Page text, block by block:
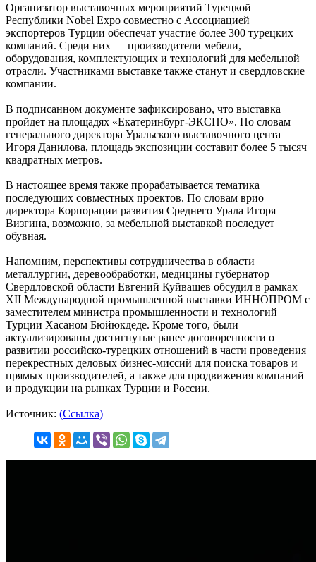
Организатор выставочных мероприятий Турецкой
Республики Nobel Expo совместно с Ассоциацией
экспортеров Турции обеспечат участие более 300 турецких
компаний. Среди них — производители мебели,
оборудования, комплектующих и технологий для мебельной
отрасли. Участниками выставке также станут и свердловские
компании.
В подписанном документе зафиксировано, что выставка
пройдет на площадях «Екатеринбург-ЭКСПО». По словам
генерального директора Уральского выставочного цента
Игоря Данилова, площадь экспозиции составит более 5 тысяч
квадратных метров.
В настоящее время также прорабатывается тематика
последующих совместных проектов. По словам врио
директора Корпорации развития Среднего Урала Игоря
Визгина, возможно, за мебельной выставкой последует
обувная.
Напомним, перспективы сотрудничества в области
металлургии, деревообработки, медицины губернатор
Свердловской области Евгений Куйвашев обсудил в рамках
XII Международной промышленной выставки ИННОПРОМ с
заместителем министра промышленности и технологий
Турции Хасаном Бюйюкдеде. Кроме того, были
актуализированы достигнутые ранее договоренности о
развитии российско-турецких отношений в части проведения
перекрестных деловых бизнес-миссий для поиска товаров и
прямых производителей, а также для продвижения компаний
и продукции на рынках Турции и России.
Источник: (Ссылка)